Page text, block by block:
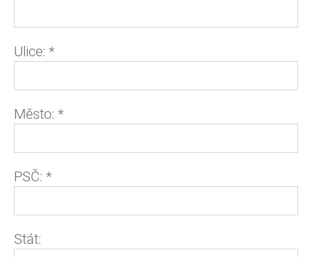
Ulice: *
Město: *
PSČ: *
Stát: